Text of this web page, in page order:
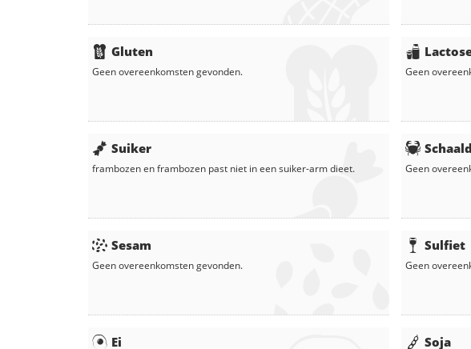
Gluten
Geen overeenkomsten gevonden.
Suiker
frambozenenframbozen past niet in een suiker-arm dieet.
Sesam
Geen overeenkomsten gevonden.
Ei
Geen
Geen
Sulfiet
Geen
Soja